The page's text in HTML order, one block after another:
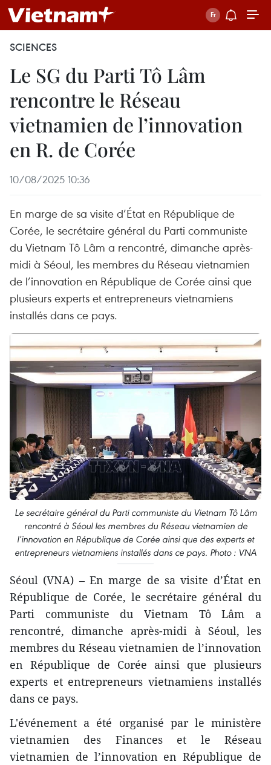
SCIENCES
Le SG du Parti Tô Lâm
rencontre le Réseau
vietnamien de l’innovation
en R. de Corée
10/08/2025 10:36
En marge de sa visite d’État en République de
Corée, le secrétaire général du Parti communiste
du Vietnam Tô Lâm a rencontré, dimanche après-
midi à Séoul, les membres du Réseau vietnamien
de l’innovation en République de Corée ainsi que
plusieurs experts et entrepreneurs vietnamiens
installés dans ce pays.
Le secrétaire général du Parti communiste du Vietnam Tô Lâm
rencontré à Séoul les membres du Réseau vietnamien de
l’innovation en République de Corée ainsi que des experts et
entrepreneurs vietnamiens installés dans ce pays. Photo : VNA
Séoul (VNA) – En marge de sa visite d’État en
République de Corée, le secrétaire général du
Parti communiste du Vietnam Tô Lâm a
rencontré, dimanche après-midi à Séoul, les
membres du Réseau vietnamien de l’innovation
en République de Corée ainsi que plusieurs
experts et entrepreneurs vietnamiens installés
dans ce pays.
L'événement a été organisé par le ministère
vietnamien des Finances et le Réseau
vietnamien de l’innovation en République de